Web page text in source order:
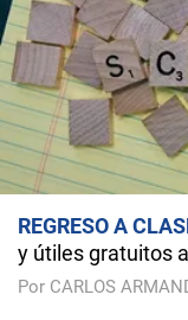
REGRESO A
y útiles gratuitos
Por CARLOS